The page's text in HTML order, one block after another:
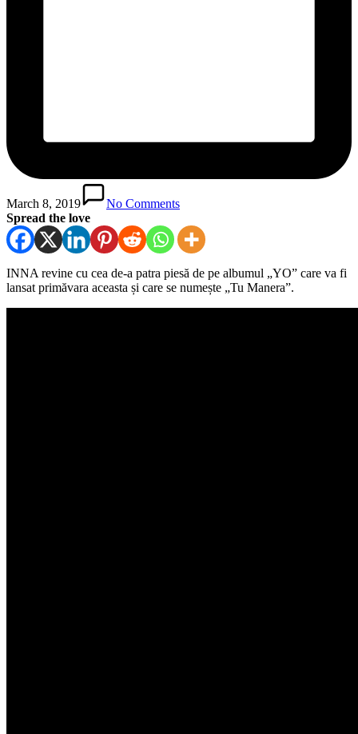
March 8, 2019
No Comments
Spread the love
INNA revine cu cea de-a patra piesă de pe albumul „YO” care va fi
lansat primăvara aceasta și care se numește „Tu Manera”.